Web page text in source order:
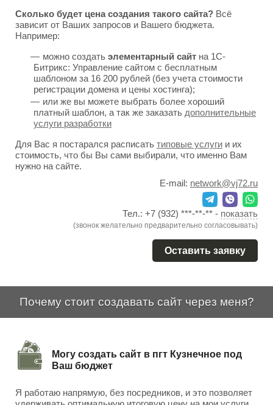
Сколько будет цена создания такого сайта? Всё
зависит от Ваших запросов и Вашего бюджета.
Например:
можно создать элементарный сайт на 1С-
Битрикс: Управление сайтом с бесплатным
шаблоном за 16 200 рублей (без учета стоимости
регистрации домена и цены хостинга);
или же вы можете выбрать более хороший
платный шаблон, а так же заказать дополнительные
услуги разработки
Для Вас я постарался расписать типовые услуги и их
стоимость, что бы Вы сами выбирали, что именно Вам
нужно на сайте.
E-mail: network@vj72.ru
Тел.: +7 (932) ***-**-** - показать
(звонок желательно предварительно согласовывать)
Оставить заявку
Почему стоит создавать сайт через меня?
Могу создать сайт в пгт Кузнечное под
Ваш бюджет
Я работаю напрямую, без посредников, и это позволяет